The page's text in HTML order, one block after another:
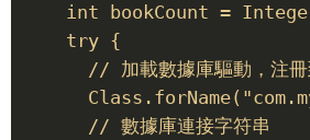
int bookCount =
    try {
// 加載數據庫驅動，注冊
      // 數據庫連接字符串